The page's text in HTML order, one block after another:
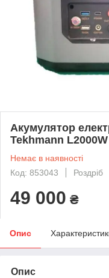
Акумулятор
Tekhmann L2000W
Немає в наявності
Код: 853043
Роздріб
49 000 ₴
Опис
Опис